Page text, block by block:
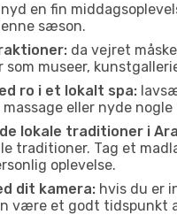
nyd en fin
sæson.
da vejret
museer,
ro i et lokalt spa:
eller nyde
lokale traditioner i
traditioner. Tag et
oplevelse.
dit kamera: hvis du er
være et godt tidspunkt